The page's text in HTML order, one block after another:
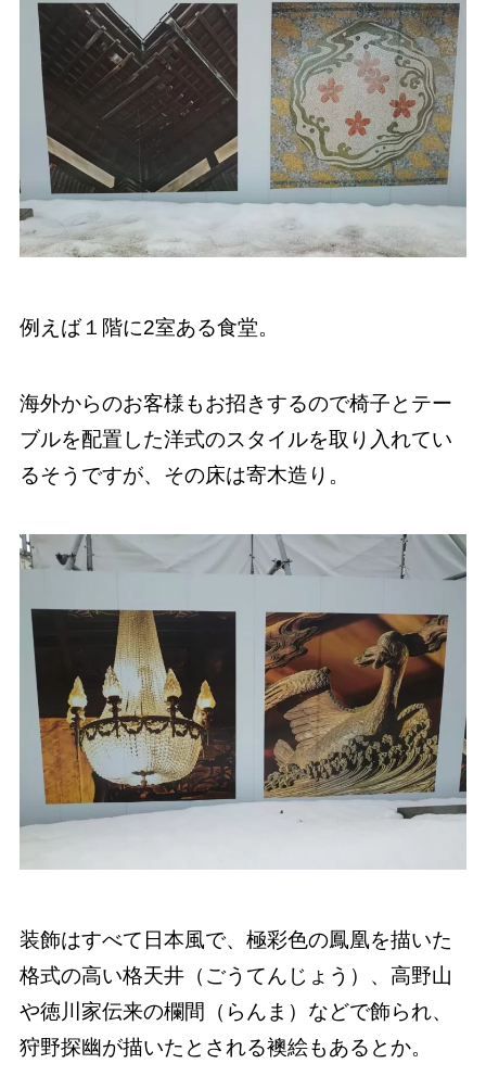
例えば１階に2室ある食堂。
海外からのお客様もお招きするので椅子とテー
ブルを配置した洋式のスタイルを取り入れてい
るそうですが、その床は寄木造り。
装飾はすべて日本風で、極彩色の鳳凰を描いた
格式の高い格天井（ごうてんじょう）、高野山
や徳川家伝来の欄間（らんま）などで飾られ、
狩野探幽が描いたとされる襖絵もあるとか。